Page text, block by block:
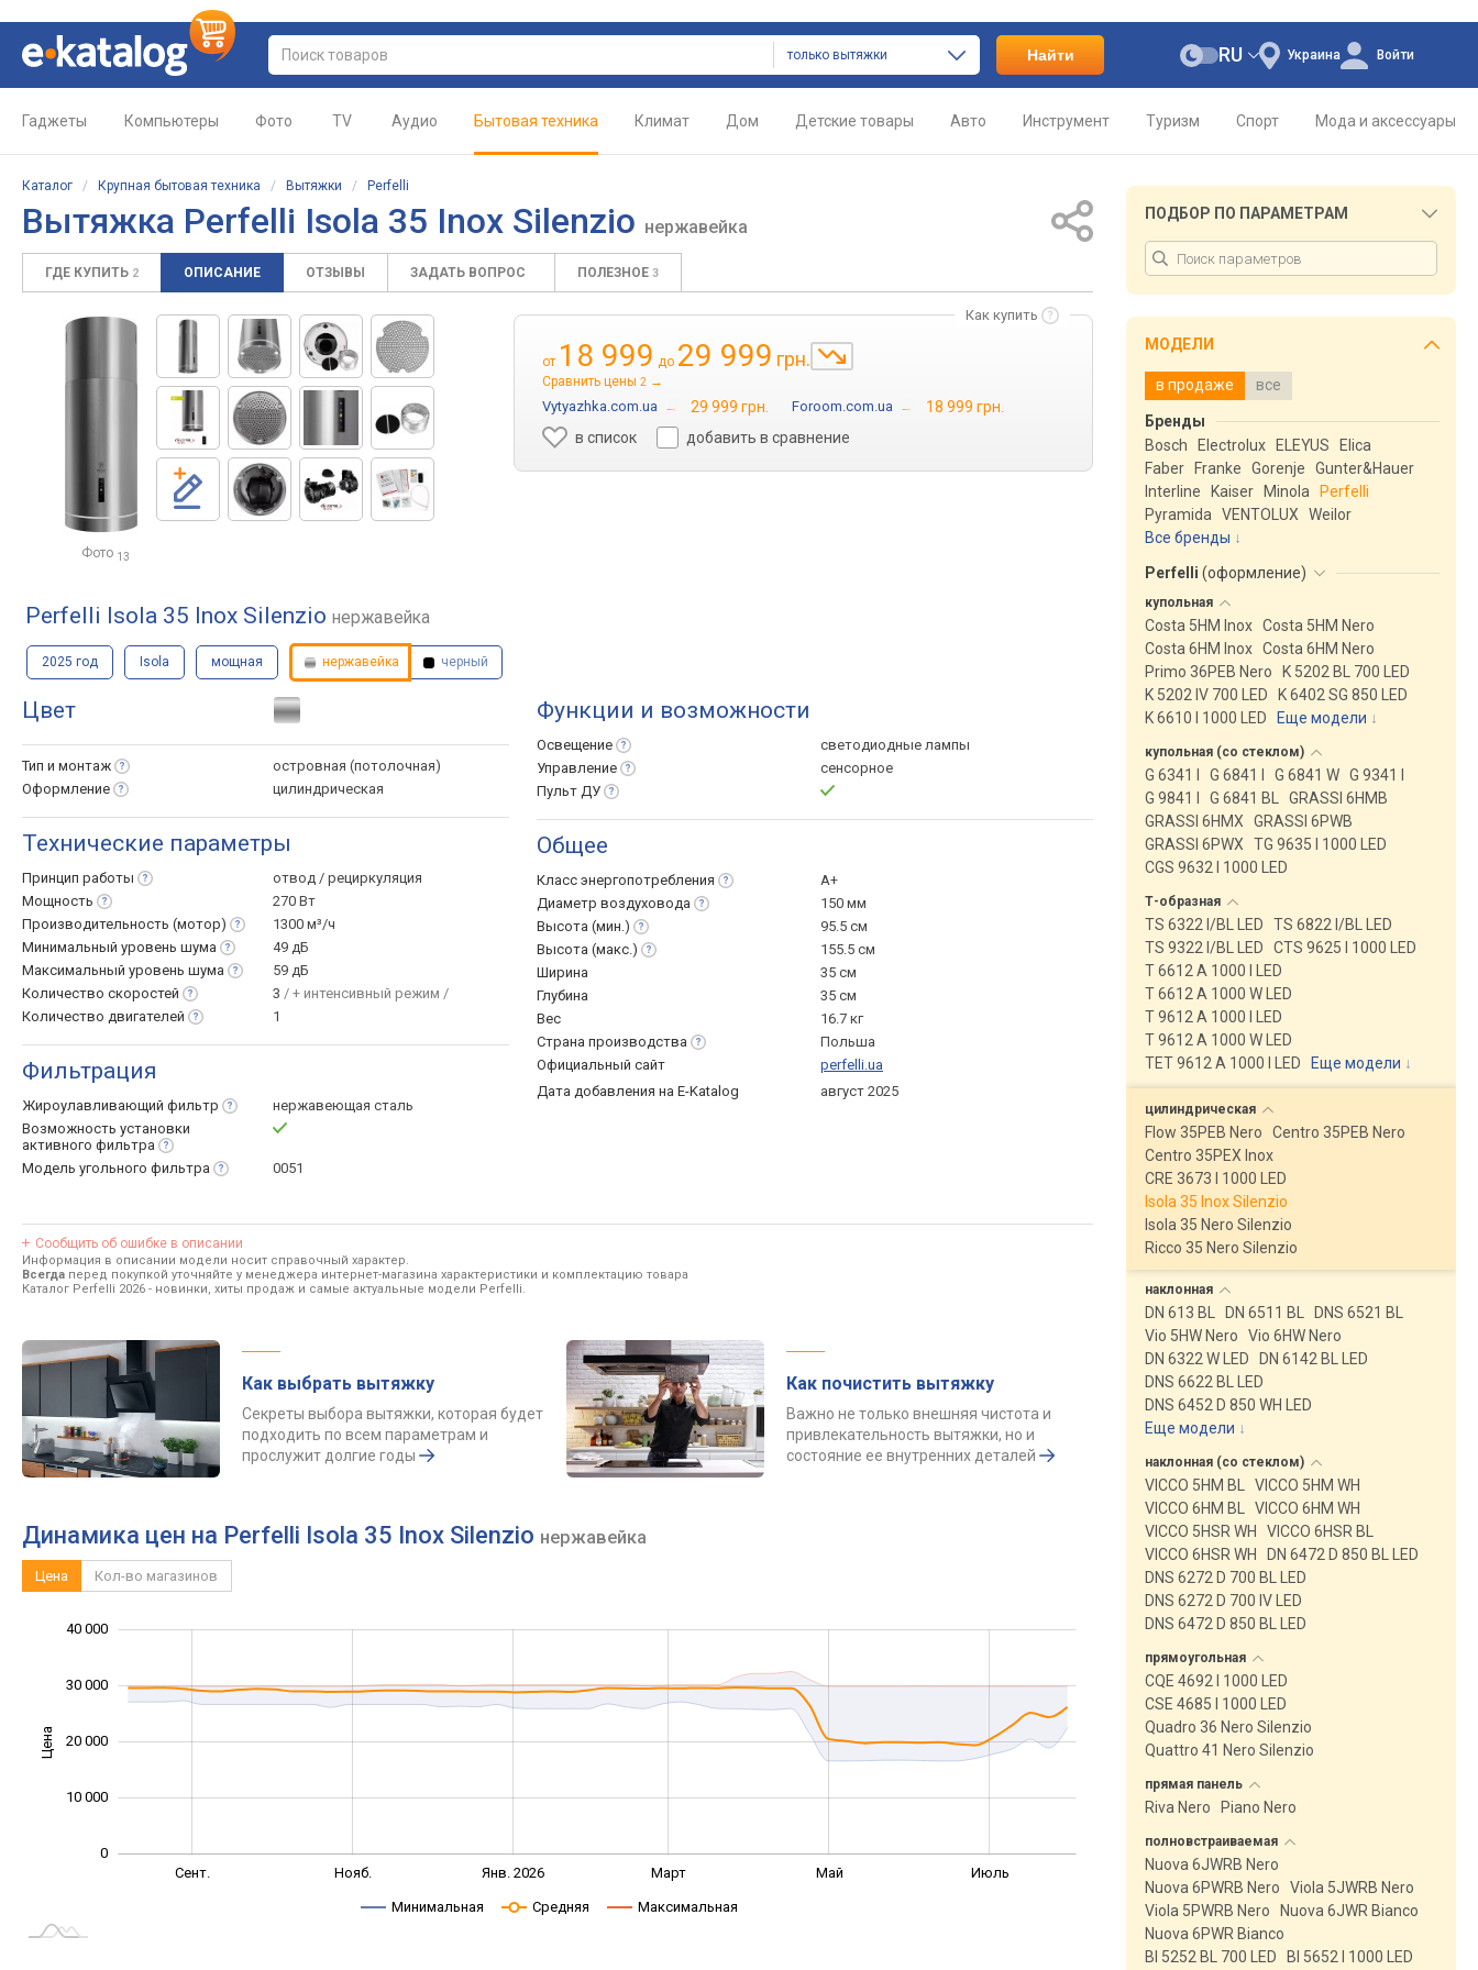
только вытяжки Найти Украина
RU Войти
Гаджеты Компьютеры Фото TV Аудио Бытовая техника Климат Дом Детские товары Авто Инструмент Туризм Спорт Мода и аксессуары
Каталог / Крупная бытовая техника / Вытяжки / Perfelli
Вытяжка Perfelli Isola 35 Inox Silenzio нержавейка
ГДЕ КУПИТЬ 2 ОПИСАНИЕ ОТЗЫВЫ ЗАДАТЬ ВОПРОС ПОЛЕЗНОЕ 3
Фото 13
Как купить
от 18 999 до 29 999 грн.
Сравнить цены 2 →
Vytyazhka.com.ua → 29 999 грн. Foroom.com.ua →
18 999 грн.
в список
добавить в сравнение
Perfelli Isola 35 Inox Silenzio нержавейка
2025 год Isola мощная нержавейка черный
Цвет
Тип и монтаж
островная (потолочная)
Оформление
цилиндрическая
Технические параметры
Принцип работы
отвод / рециркуляция
Мощность
270 Вт
Производительность (мотор)
1300 м³/ч
Минимальный уровень шума
49 дБ
Максимальный уровень шума
59 дБ
Количество скоростей 3 / + интенсивный режим /
Количество двигателей 1
Фильтрация
Жироулавливающий фильтр
нержавеющая сталь
Возможность установки
активного фильтра
Модель угольного фильтра 0051
Функции и возможности
Освещение
светодиодные лампы
Управление
сенсорное
Пульт ДУ
Общее
Класс энергопотребления
A+
Диаметр воздуховода
150 мм
Высота (мин.)
95.5 см
Высота (макс.)
155.5 см
Ширина
35 см
Глубина
35 см
Вес
16.7 кг
Страна производства
Польша
Официальный сайт
perfelli.ua
Дата добавления на E-Katalog
август 2025
Сообщить об ошибке в описании
Информация в описании модели носит справочный характер.
Всегда перед покупкой уточняйте у менеджера интернет-магазина характеристики и комплектацию товара
Каталог Perfelli 2026 - новинки, хиты продаж и самые актуальные модели Perfelli.
Как выбрать вытяжку
Секреты выбора вытяжки, которая будет
подходить по всем параметрам и
прослужит долгие годы
Как почистить вытяжку
Важно не только внешняя чистота и
привлекательность вытяжки, но и
состояние ее внутренних деталей
Динамика цен на Perfelli Isola 35 Inox Silenzio нержавейка
Цена Кол-во магазинов
Цена 10 000
0
10 000
20 000
40 000
30 000
Сент. Нояб. Янв. 2026 Март Май Июль
Минимальная Средняя Максимальная
ПОДБОР ПО ПАРАМЕТРАМ
МОДЕЛИ
в продаже все
Бренды
Bosch
Electrolux ELEYUS
Elica
Faber
Franke Gorenje
Gunter&Hauer
Interline
Kaiser Minola
Perfelli
Pyramida
VENTOLUX
Weilor
Все бренды
Perfelli (оформление)
купольная
Costa 5HM Inox Costa 5HM Nero
Costa 6HM Inox Costa 6HM Nero
Primo 36PEB Nero
K 5202 BL 700 LED
K 5202 IV 700 LED
K 6402 SG 850 LED
K 6610 I 1000 LED
Еще модели ↓
купольная (со стеклом)
G 6341 I G 6841 I G 6841 W G 9341 I
G 9841 I
G 6841 BL
GRASSI 6HMB
GRASSI 6HMX
GRASSI 6PWB
GRASSI 6PWX
TG 9635 I 1000 LED
CGS 9632 I 1000 LED
Т-образная
TS 6322 I/BL LED
TS 6822 I/BL LED
TS 9322 I/BL LED
CTS 9625 I 1000 LED
T 6612 A 1000 I LED
T 6612 A 1000 W LED
T 9612 A 1000 I LED
T 9612 A 1000 W LED
TET 9612 A 1000 I LED
Еще модели ↓
цилиндрическая
Flow 35PEB Nero
Centro 35PEB Nero
Centro 35PEX Inox
CRE 3673 I 1000 LED
Isola 35 Inox Silenzio
Isola 35 Nero Silenzio
Ricco 35 Nero Silenzio
наклонная
DN 613 BL DN 6511 BL
DNS 6521 BL
Vio 5HW Nero
Vio 6HW Nero
DN 6322 W LED
DN 6142 BL LED
DNS 6622 BL LED
DNS 6452 D 850 WH LED
Еще модели ↓
наклонная (со стеклом)
VICCO 5HM BL
VICCO 5HM WH
VICCO 6HM BL
VICCO 6HM WH
VICCO 5HSR WH
VICCO 6HSR BL
VICCO 6HSR WH
DN 6472 D 850 BL LED
DNS 6272 D 700 BL LED
DNS 6272 D 700 IV LED
DNS 6472 D 850 BL LED
прямоугольная
CQE 4692 I 1000 LED
CSE 4685 I 1000 LED
Quadro 36 Nero Silenzio
Quattro 41 Nero Silenzio
прямая панель
Riva Nero Piano Nero
полновстраиваемая
Nuova 6JWRB Nero
Nuova 6PWRB Nero
Viola 5JWRB Nero
Viola 5PWRB Nero
Nuova 6JWR Bianco
Nuova 6PWR Bianco
BI 5252 BL 700 LED
BI 5652 I 1000 LED